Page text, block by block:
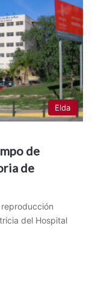
Elda
de
de
del Hospital